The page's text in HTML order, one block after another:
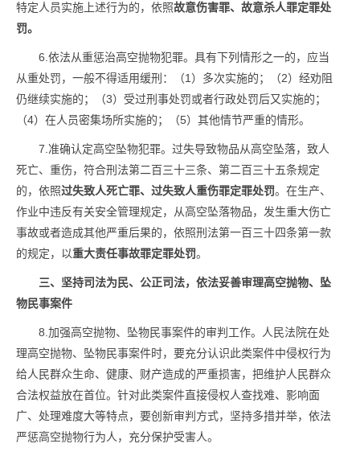
特定人员实施上述行为的，依照故意伤害罪、故意杀人罪定罪处
罚。
6.依法从重惩治高空抛物犯罪。具有下列情形之一的，应当
从重处罚，一般不得适用缓刑：（1）多次实施的；（2）经劝阻
仍继续实施的；（3）受过刑事处罚或者行政处罚后又实施的；
（4）在人员密集场所实施的；（5）其他情节严重的情形。
7.准确认定高空坠物犯罪。过失导致物品从高空坠落，致人
死亡、重伤，符合刑法第二百三十三条、第二百三十五条规定
的，依照过失致人死亡罪、过失致人重伤罪定罪处罚。在生产、
作业中违反有关安全管理规定，从高空坠落物品，发生重大伤亡
事故或者造成其他严重后果的，依照刑法第一百三十四条第一款
的规定，以重大责任事故罪定罪处罚。
三、坚持司法为民、公正司法，依法妥善审理高空抛物、坠
物民事案件
8.加强高空抛物、坠物民事案件的审判工作。人民法院在处
理高空抛物、坠物民事案件时，要充分认识此类案件中侵权行为
给人民群众生命、健康、财产造成的严重损害，把维护人民群众
合法权益放在首位。针对此类案件直接侵权人查找难、影响面
广、处理难度大等特点，要创新审判方式，坚持多措并举，依法
严惩高空抛物行为人，充分保护受害人。